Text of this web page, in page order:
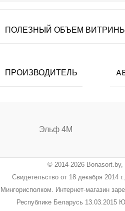
ПОЛЕЗНЫЙ ОБЪЕМ
ПРОИЗВОДИТЕЛЬ
Эльф 4М
© 2014-2026 Bonasort.by,
Свидетельство от 18 декабря 2014
Мингорисполком. Интернет-магазин
Республике Беларусь 13.03.2015